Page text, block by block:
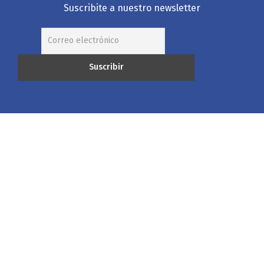
Suscribite a nuestro newsletter